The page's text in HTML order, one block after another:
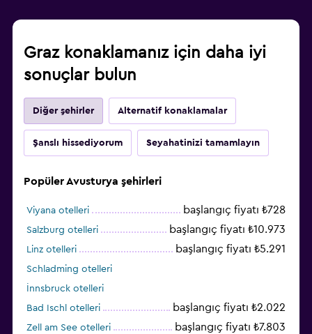
Graz konaklamanız için daha iyi
sonuçlar bulun
Diğer şehirler Alternatif konaklamalar
Şanslı hissediyorum Seyahatinizi tamamlayın
Popüler Avusturya şehirleri
Viyana otelleri başlangıç fiyatı ₺728
Salzburg otelleri başlangıç fiyatı ₺10.973
Linz otelleri başlangıç fiyatı ₺5.291
Schladming otelleri
İnnsbruck otelleri
Bad Ischl otelleri
başlangıç fiyatı ₺2.022
Zell am See otelleri başlangıç fiyatı ₺7.803